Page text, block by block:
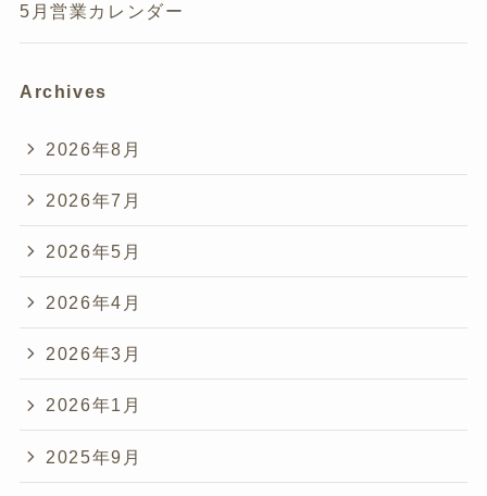
5月営業カレンダー
Archives
2026年8月
2026年7月
2026年5月
2026年4月
2026年3月
2026年1月
2025年9月